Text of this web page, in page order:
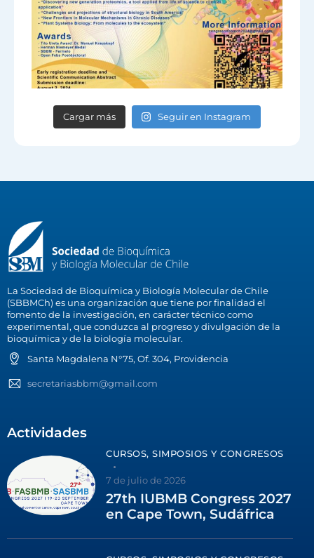
Cargar más Seguir en Instagram
La Sociedad de Bioquímica y Biología Molecular de Chile
(SBBMCh) es una organización que tiene por finalidad el
fomento de la investigación, en carácter técnico como
experimental, que conduzca al progreso y divulgación de la
bioquímica y de la biología molecular.
Santa Magdalena N°75, Of. 304, Providencia
secretariasbbm@gmail.com
Actividades
CURSOS, SIMPOSIOS Y CONGRESOS
7 de julio de 2026
27th IUBMB Congress 2027
en Cape Town, Sudáfrica